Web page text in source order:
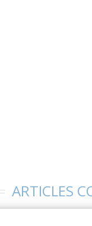
ARTICLES
découvrez